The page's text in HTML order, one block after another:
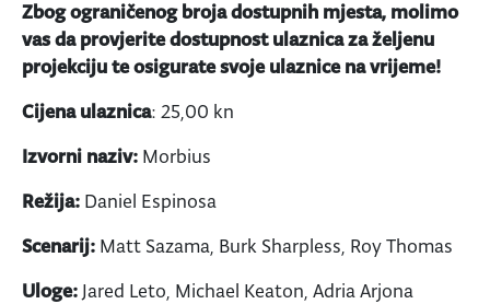
Zbog ograničenog broja dostupnih mjesta, molimo
vas da provjerite dostupnost ulaznica za željenu
projekciju te osigurate svoje ulaznice na vrijeme!
Cijena ulaznica: 25,00 kn
Izvorni naziv: Morbius
Režija: Daniel Espinosa
Scenarij: Matt Sazama, Burk Sharpless, Roy Thomas
Uloge: Jared Leto, Michael Keaton, Adria Arjona